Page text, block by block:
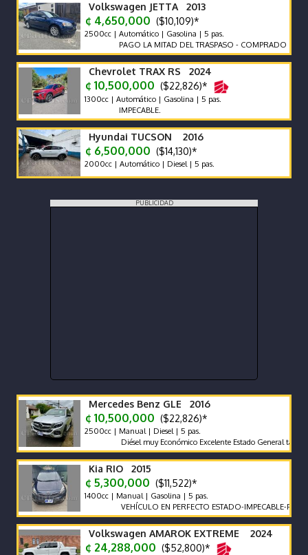
Volkswagen JETTA 2013
¢ 4,650,000 ($10,109)*
2500cc | Automático | Gasolina | 5 pas.
PAGO LA MITAD DEL TRASPASO - COMPRADO EN CR
Chevrolet TRAX RS 2024
¢ 10,500,000 ($22,826)*
1300cc | Automático | Gasolina | 5 pas.
IMPECABLE.
Hyundai TUCSON 2016
¢ 6,500,000 ($14,130)*
2000cc | Automático | Diesel | 5 pas.
PUBLICIDAD
Mercedes Benz GLE 2016
¢ 10,500,000 ($22,826)*
2500cc | Manual | Diesel | 5 pas.
Diésel muy Económico Excelente Estado General tapicería
Kia RIO 2015
¢ 5,300,000 ($11,522)*
1400cc | Manual | Gasolina | 5 pas.
VEHÍCULO EN PERFECTO ESTADO-IMPECABLE-POCO
Volkswagen AMAROK EXTREME 2024
¢ 24,288,000 ($52,800)*